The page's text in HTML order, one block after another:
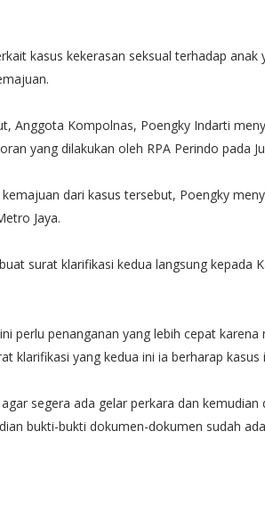
kasus kekerasan seksual terhadap
Anggota Kompolnas, Poengky Indarti
yang dilakukan oleh RPA Perindo pada
dari kasus tersebut, Poengky
Jaya.
surat klarifikasi kedua langsung kepada
perlu penanganan yang lebih cepat
klarifikasi yang kedua ini ia berharap
segera ada gelar perkara dan
bukti-bukti dokumen-dokumen sudah